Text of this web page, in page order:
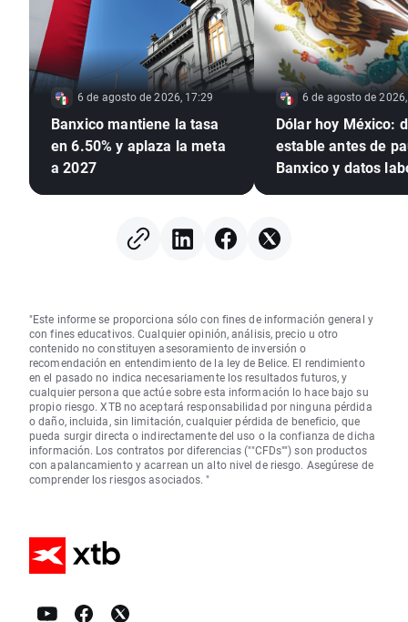
6 de agosto de 2026, 17:29
Banxico mantiene la tasa
en 6.50% y aplaza la meta
a 2027
6 de agosto de
Dólar hoy México:
estable antes de
Banxico y datos
"Este informe se proporciona sólo con fines de información general y
con fines educativos. Cualquier opinión, análisis, precio u otro
contenido no constituyen asesoramiento de inversión o
recomendación en entendimiento de la ley de Belice. El rendimiento
en el pasado no indica necesariamente los resultados futuros, y
cualquier persona que actúe sobre esta información lo hace bajo su
propio riesgo. XTB no aceptará responsabilidad por ninguna pérdida
o daño, incluida, sin limitación, cualquier pérdida de beneficio, que
pueda surgir directa o indirectamente del uso o la confianza de dicha
información. Los contratos por diferencias (""CFDs"") son productos
con apalancamiento y acarrean un alto nivel de riesgo. Asegúrese de
comprender los riesgos asociados. "